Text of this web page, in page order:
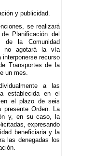
y publicidad.
se realizará
Planificación del
de la Comunidad
no agotará la vía
recurso
Transportes de la
un mes.
a las
establecida en el
el plazo de seis
Orden. La
y, en su caso, la
expresando
beneficiaria y la
las denegadas los